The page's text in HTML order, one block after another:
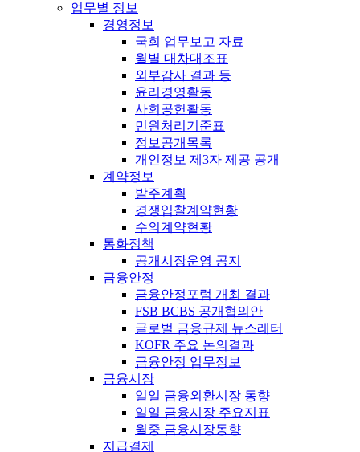
업무별 정보
경영정보
국회 업무보고 자료
월별 대차대조표
외부감사 결과 등
윤리경영활동
사회공헌활동
민원처리기준표
정보공개목록
개인정보 제3자 제공 공개
계약정보
발주계획
경쟁입찰계약현황
수의계약현황
통화정책
공개시장운영 공지
금융안정
금융안정포럼 개최 결과
FSB BCBS 공개협의안
글로벌 금융규제 뉴스레터
KOFR 주요 논의결과
금융안정 업무정보
금융시장
일일 금융외환시장 동향
일일 금융시장 주요지표
월중 금융시장동향
지급결제